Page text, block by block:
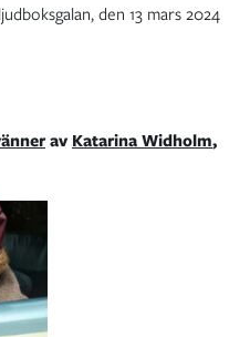
den 13 mars 2024
av Katarina Widholm,